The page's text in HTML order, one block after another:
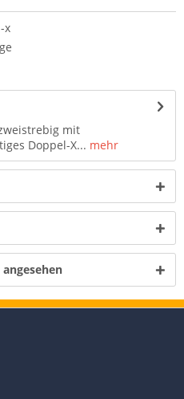
x
mit
Doppel-X... mehr